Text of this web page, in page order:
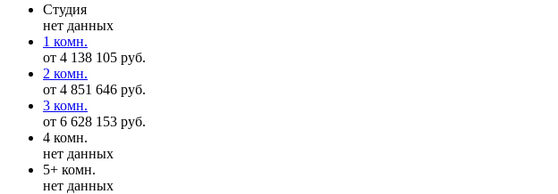
Студия
нет данных
1 комн.
от 4 138 105 руб.
2 комн.
от 4 851 646 руб.
3 комн.
от 6 628 153 руб.
4 комн.
нет данных
5+ комн.
нет данных